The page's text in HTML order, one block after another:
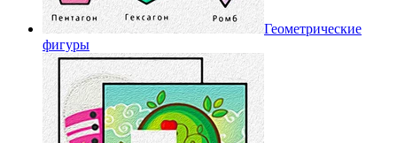
Геометрические
фигуры